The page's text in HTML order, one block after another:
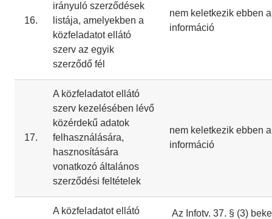
16.
irányuló szerződések
listája, amelyekben a
közfeladatot ellátó
szerv az egyik
szerződő fél
nem keletkezik ebben
információ
17.
A közfeladatot ellátó
szerv kezelésében lévő
közérdekű adatok
felhasználására,
hasznosítására
vonatkozó általános
szerződési feltételek
nem keletkezik ebben
információ
A közfeladatot ellátó
Az Infotv. 37. § (3)